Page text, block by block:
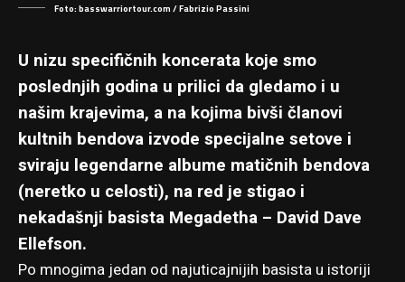
Foto: basswarriortour.com / Fabrizio Passini
U nizu specifičnih koncerata koje smo
poslednjih godina u prilici da gledamo i u
našim krajevima, a na kojima bivši članovi
kultnih bendova izvode specijalne setove i
sviraju legendarne albume matičnih bendova
(neretko u celosti), na red je stigao i
nekadašnji basista Megadetha – David Dave
Ellefson.
Po mnogima jedan od najuticajnijih basista u istoriji